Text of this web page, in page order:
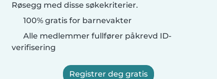
Røsegg med disse søkekriterier.
100% gratis for barnevakter
Alle medlemmer fullfører påkrevd ID-
verifisering
Registrer deg gratis